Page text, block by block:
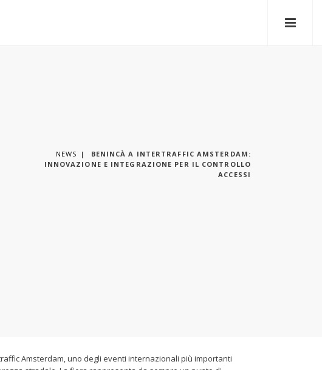
NEWS
BENINCÀ A INTERTRAFFIC AMSTERDAM:
INNOVAZIONE E INTEGRAZIONE PER IL CONTROLLO
ACCESSI
Amsterdam, uno degli eventi internazionali più importanti